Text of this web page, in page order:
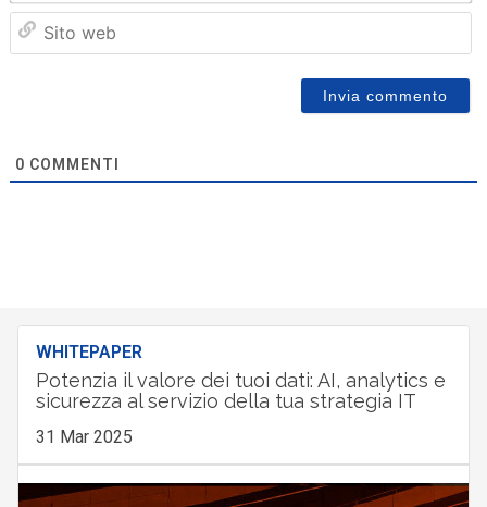
0 COMMENTI
WHITEPAPER
Potenzia il valore dei tuoi dati: AI, analytics e
sicurezza al servizio della tua strategia IT
31 Mar 2025